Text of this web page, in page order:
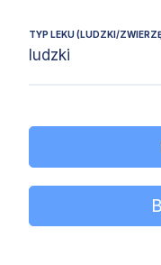
TYP LEKU (LUDZKI/
ludzki